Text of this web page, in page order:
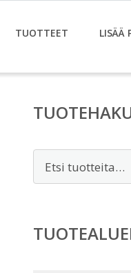
TUOTTEET LISÄÄ